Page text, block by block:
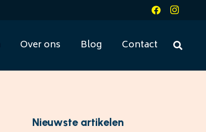
Over ons Blog Contact
Nieuwste artikelen